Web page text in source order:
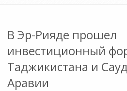
В Эр-Рияде прошел
инвестиционный
Таджикистана и
Аравии